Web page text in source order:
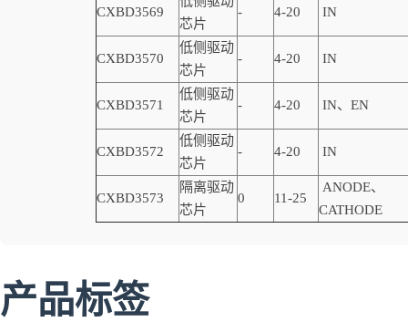
CXBD3569
芯片
- 4-20 IN
CXBD3570
低侧驱动
芯片
- 4-20 IN
CXBD3571
低侧驱动
芯片
- 4-20 IN、EN
CXBD3572
低侧驱动
芯片
- 4-20 IN
CXBD3573
隔离驱动
芯片
0 11-25
ANODE、
CATHODE
产品标签